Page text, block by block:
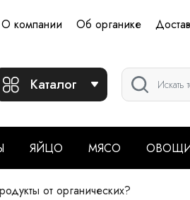
О компании Об органике
Каталог
ЯЙЦО МЯСО
от органических?